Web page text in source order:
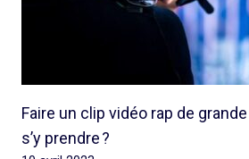
Faire un clip vidéo rap de
s’y prendre ?